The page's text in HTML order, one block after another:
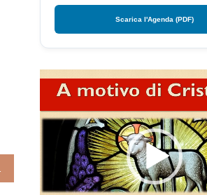
Scarica l'Agenda (PDF)
Video
Player